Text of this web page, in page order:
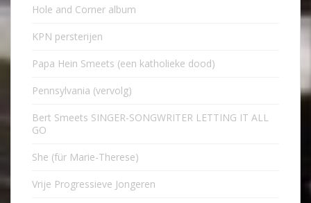
Hole and Corner album
KPN persterijen
Papa Hein Smeets (een katholieke dood)
Pennsylvania (vervolg)
Bert Smeets SINGER-SONGWRITER LETTING IT ALL
GO
She (für Marie-Therese)
Vrije Progressieve Jongeren